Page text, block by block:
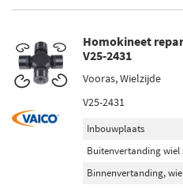
Homokineet
V25-2431
Vooras, Wielzijde
V25-2431
Inbouwplaats
Buitenvertanding wiel
Binnenvertanding,